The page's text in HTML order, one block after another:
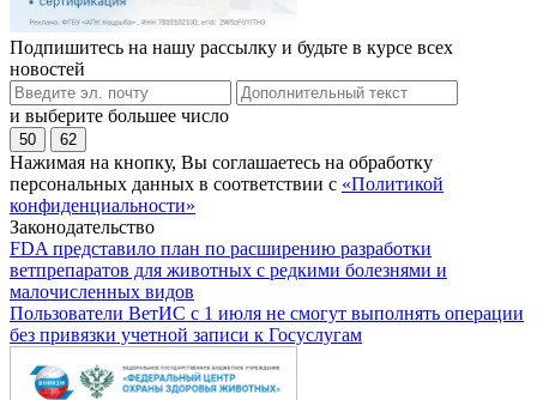
Подпишитесь на нашу рассылку и будьте в курсе всех
новостей
и выберите большее число
50 62
Нажимая на кнопку, Вы соглашаетесь на обработку
персональных данных в соответствии с «Политикой
конфиденциальности»
Законодательство
FDA представило план по расширению разработки
ветпрепаратов для животных с редкими болезнями и
малочисленных видов
Пользователи ВетИС с 1 июля не смогут выполнять операции
без привязки учетной записи к Госуслугам